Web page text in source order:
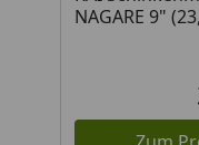
NAGARE 9"